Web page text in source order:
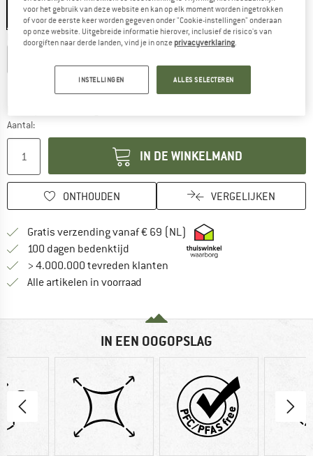
Kies een maat:
Aantal:
IN DE WINKELMAND
ONTHOUDEN VERGELIJKEN
Gratis verzending vanaf € 69 (NL) Vind hier de
100 dagen bedenktijd Vind de betalingsinformatie hier!
> 4.000.000 tevreden klanten
Alle artikelen in voorraad
IN EEN OOGOPSLAG
voor het gebruik van deze website en kan op elk moment worden ingetrokken
of voor de eerste keer worden gegeven onder "Cookie-instellingen" onderaan
op onze website. Uitgebreide informatie hierover, inclusief de risico's van
doorgiften naar derde landen, vind je in onze privacyverklaring.
INSTELLINGEN ALLES SELECTEREN